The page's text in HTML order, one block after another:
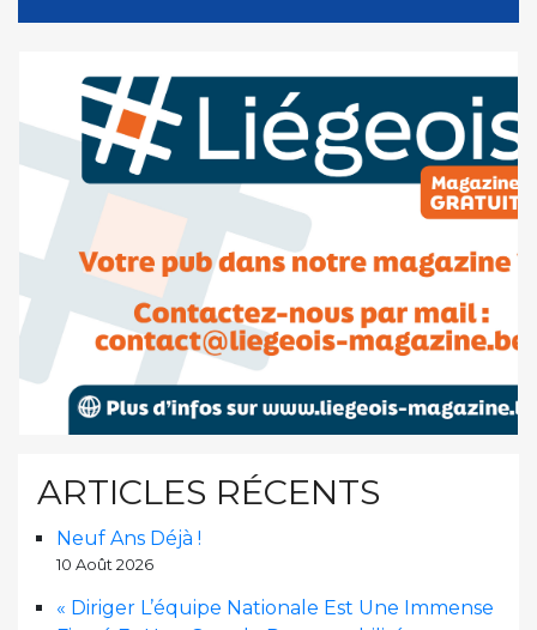
ARTICLES RÉCENTS
Neuf Ans Déjà !
10 Août 2026
« Diriger L’équipe Nationale Est Une Immense